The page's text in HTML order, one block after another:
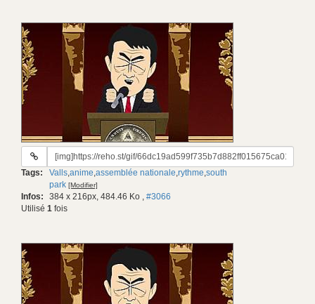
URL
gif:
Tags: Valls,anime,assemblée nationale,rythme,south
park [Modifier]
Infos: 384 x 216px, 484.46 Ko , #3066
Utilisé 1 fois